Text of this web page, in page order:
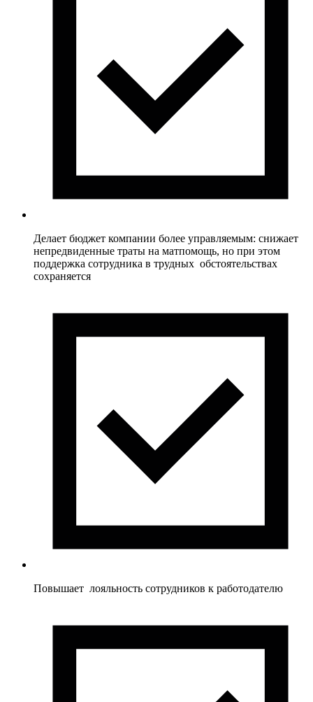
Делает бюджет компании более управляемым: снижает
непредвиденные траты на матпомощь, но при этом
поддержка сотрудника в трудных обстоятельствах
сохраняется
Повышает лояльность сотрудников к работодателю